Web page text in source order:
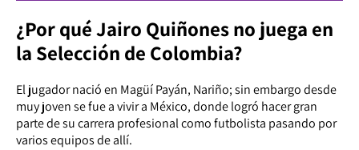
¿Por qué Jairo Quiñones no juega en
la Selección de Colombia?
El jugador nació en Magüí Payán, Nariño; sin embargo desde
muy joven se fue a vivir a México, donde logró hacer gran
parte de su carrera profesional como futbolista pasando por
varios equipos de allí.